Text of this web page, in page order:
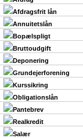
Afdragsfrit lån
Annuitetslån
Bopælspligt
Bruttoudgift
Deponering
Grundejerforening
Kurssikring
Obligationslån
Pantebrev
Realkredit
Salær